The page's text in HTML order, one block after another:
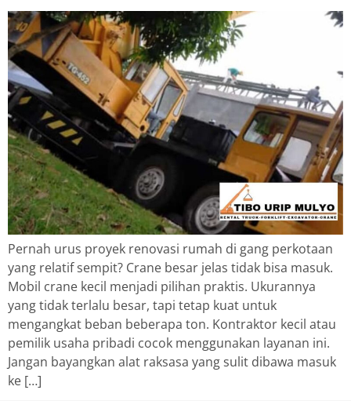
Pernah urus proyek renovasi rumah di gang perkotaan
yang relatif sempit? Crane besar jelas tidak bisa masuk.
Mobil crane kecil menjadi pilihan praktis. Ukurannya
yang tidak terlalu besar, tapi tetap kuat untuk
mengangkat beban beberapa ton. Kontraktor kecil atau
pemilik usaha pribadi cocok menggunakan layanan ini.
Jangan bayangkan alat raksasa yang sulit dibawa masuk
ke […]